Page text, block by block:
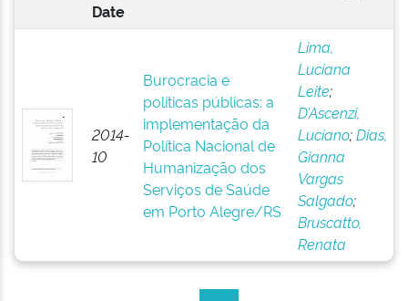
Date
2014-
10
Burocracia e
políticas públicas: a
implementação da
Política Nacional de
Humanização dos
Serviços de Saúde
em Porto Alegre/RS
Lima,
Luciana
Leite;
D’Ascenzi,
Luciano;Dias,
Gianna
Vargas
Salgado;
Bruscatto,
Renata